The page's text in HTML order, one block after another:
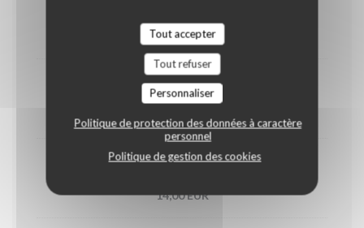
Tout accepter
Tout refuser
Personnaliser
Politique de protection des données à caractère
personnel
Politique de gestion des cookies
14,00 EUR
Stoemp saucisse
14,00 EUR
Vol au vent
14,00 EUR